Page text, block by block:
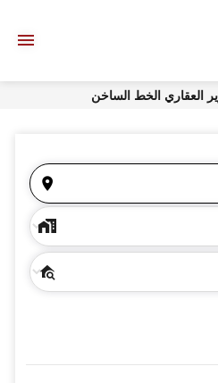
العقاري الخط الساخن